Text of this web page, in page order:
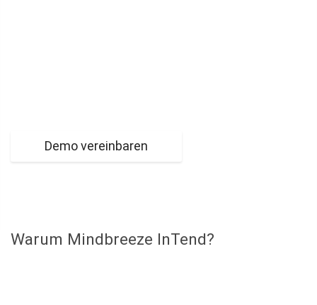
Demo vereinbaren
Warum Mindbreeze InTend?